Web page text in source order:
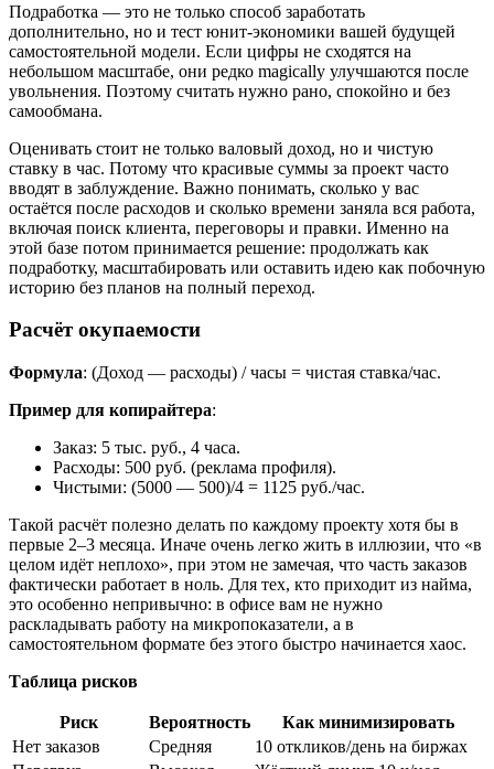
Подработка — это не только способ заработать
дополнительно, но и тест юнит-экономики вашей будущей
самостоятельной модели. Если цифры не сходятся на
небольшом масштабе, они редко magically улучшаются после
увольнения. Поэтому считать нужно рано, спокойно и без
самообмана.
Оценивать стоит не только валовый доход, но и чистую
ставку в час. Потому что красивые суммы за проект часто
вводят в заблуждение. Важно понимать, сколько у вас
остаётся после расходов и сколько времени заняла вся работа,
включая поиск клиента, переговоры и правки. Именно на
этой базе потом принимается решение: продолжать как
подработку, масштабировать или оставить идею как побочную
историю без планов на полный переход.
Расчёт окупаемости
Формула: (Доход — расходы) / часы = чистая ставка/час.
Пример для копирайтера:
Заказ: 5 тыс. руб., 4 часа.
Расходы: 500 руб. (реклама профиля).
Чистыми: (5000 — 500)/4 = 1125 руб./час.
Такой расчёт полезно делать по каждому проекту хотя бы в
первые 2–3 месяца. Иначе очень легко жить в иллюзии, что «в
целом идёт неплохо», при этом не замечая, что часть заказов
фактически работает в ноль. Для тех, кто приходит из найма,
это особенно непривычно: в офисе вам не нужно
раскладывать работу на микропоказатели, а в
самостоятельном формате без этого быстро начинается хаос.
Таблица рисков
Риск Вероятность
Как минимизировать
Нет заказов
Средняя
10 откликов/день на биржах